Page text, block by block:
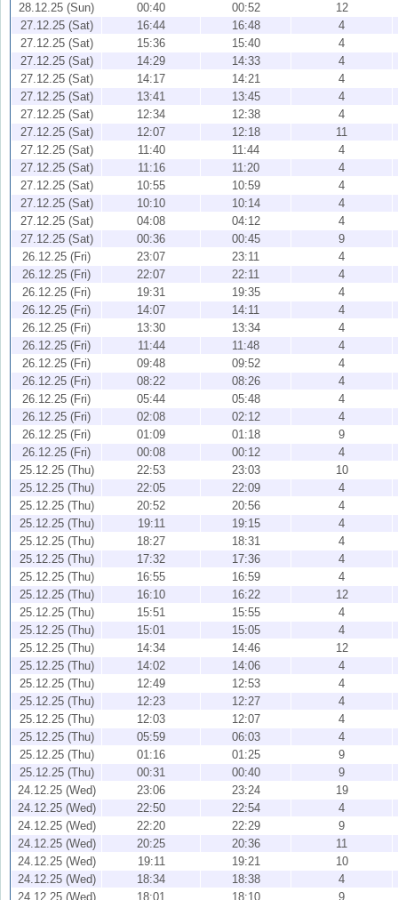
28.12.25 (Sun)
00:40 00:52
12
27.12.25 (Sat)
16:44 16:48
4
27.12.25 (Sat)
15:36 15:40
4
27.12.25 (Sat)
14:29 14:33
4
27.12.25 (Sat)
14:17 14:21
4
27.12.25 (Sat)
13:41 13:45
4
27.12.25 (Sat)
12:34 12:38
4
27.12.25 (Sat)
12:07 12:18
11
27.12.25 (Sat)
11:40 11:44
4
27.12.25 (Sat)
11:16 11:20
4
27.12.25 (Sat)
10:55 10:59
4
27.12.25 (Sat)
10:10 10:14
4
27.12.25 (Sat)
04:08 04:12
4
27.12.25 (Sat)
00:36 00:45
9
26.12.25 (Fri)
23:07 23:11
4
26.12.25 (Fri)
22:07 22:11
4
26.12.25 (Fri)
19:31 19:35
4
26.12.25 (Fri)
14:07 14:11
4
26.12.25 (Fri)
13:30 13:34
4
26.12.25 (Fri)
11:44 11:48
4
26.12.25 (Fri)
09:48 09:52
4
26.12.25 (Fri)
08:22 08:26
4
26.12.25 (Fri)
05:44 05:48
4
26.12.25 (Fri)
02:08 02:12
4
26.12.25 (Fri)
01:09 01:18
9
26.12.25 (Fri)
00:08 00:12
4
25.12.25 (Thu)
22:53 23:03
10
25.12.25 (Thu)
22:05 22:09
4
25.12.25 (Thu)
20:52 20:56
4
25.12.25 (Thu)
19:11 19:15
4
25.12.25 (Thu)
18:27 18:31
4
25.12.25 (Thu)
17:32 17:36
4
25.12.25 (Thu)
16:55 16:59
4
25.12.25 (Thu)
16:10 16:22
12
25.12.25 (Thu)
15:51 15:55
4
25.12.25 (Thu)
15:01 15:05
4
25.12.25 (Thu)
14:34 14:46
12
25.12.25 (Thu)
14:02 14:06
4
25.12.25 (Thu)
12:49 12:53
4
25.12.25 (Thu)
12:23 12:27
4
25.12.25 (Thu)
12:03 12:07
4
25.12.25 (Thu)
05:59 06:03
4
25.12.25 (Thu)
01:16 01:25
9
25.12.25 (Thu)
00:31 00:40
9
24.12.25 (Wed)
23:06 23:24
19
24.12.25 (Wed)
22:50 22:54
4
24.12.25 (Wed)
22:20 22:29
9
24.12.25 (Wed)
20:25 20:36
11
24.12.25 (Wed)
19:11 19:21
10
24.12.25 (Wed)
18:34 18:38
4
24.12.25 (Wed)
18:01 18:10 9